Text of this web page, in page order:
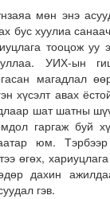
мөн энэ
бус хуулиа
тооцож уу
УИХ-ын
магадлал
хүсэлт авах
шат шатны
гаргаж буй
юм.
өгөх,
дахин
гэв.